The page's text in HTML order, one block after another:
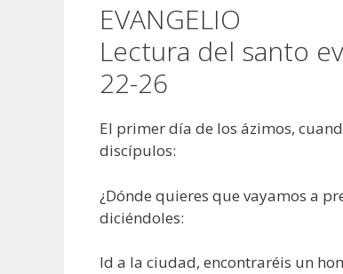
EVANGELIO
Lectura del santo
22-26
El primer día de los ázimos,
discípulos:
¿Dónde quieres que vayamos a
diciéndoles:
Id a la ciudad, encontraréis un